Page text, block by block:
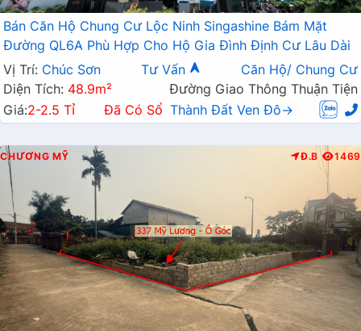
Bán Căn Hộ Chung Cư Lộc Ninh Singashine Bám Mặt
Đường QL6A Phù Hợp Cho Hộ Gia Đình Định Cư Lâu Dài
Vị Trí: Chúc Sơn Tư Vấn
Căn Hộ/ Chung Cư
Diện Tích: 48.9m²
Đường Giao Thông Thuận Tiện
Giá:2-2.5 Tỉ Đã Có Sổ Thành Đất Ven Đô→
CHƯƠNG MỸ Đ.B 1469